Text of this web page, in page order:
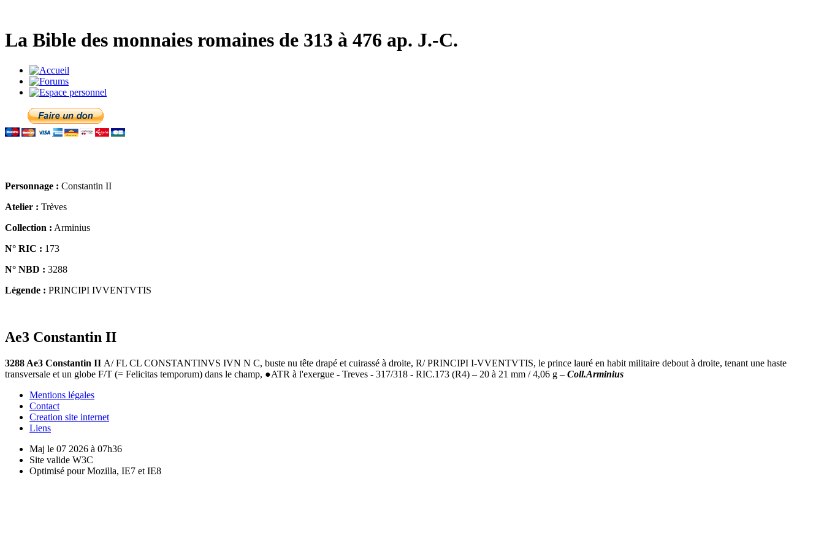
La Bible des monnaies romaines de 313 à 476 ap. J.-C.
Personnage : Constantin II
Atelier : Trèves
Collection : Arminius
N° RIC : 173
N° NBD : 3288
Légende : PRINCIPI IVVENTVTIS
Ae3 Constantin II
3288 Ae3 Constantin II A/ FL CL CONSTANTINVS IVN N C, buste nu tête drapé et cuirassé à droite, R/ PRINCIPI I-VVENTVTIS, le prince lauré en habit militaire debout à droite, tenant une haste
transversale et un globe F/T (= Felicitas temporum) dans le champ, ●ATR à l'exergue - Treves - 317/318 - RIC.173 (R4) – 20 à 21 mm / 4,06 g – Coll.Arminius
Mentions légales
Contact
Creation site internet
Liens
Maj le 07 2026 à 07h36
Site valide W3C
Optimisé pour Mozilla, IE7 et IE8